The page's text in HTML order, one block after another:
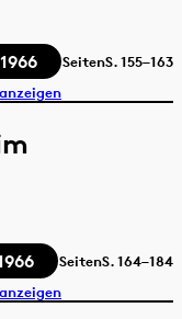
1966 SeitenS.155–163
SeitenS.164–184